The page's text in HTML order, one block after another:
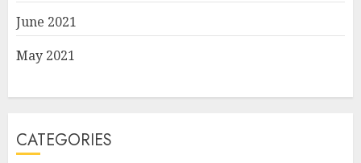
June 2021
May 2021
CATEGORIES